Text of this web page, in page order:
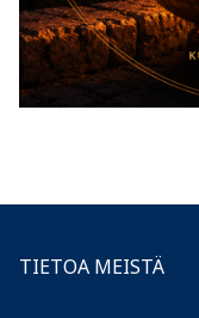
TIETOA MEISTÄ